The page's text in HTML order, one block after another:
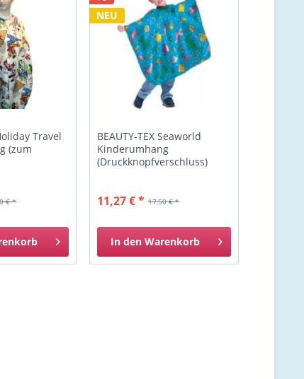
Travel
(zum
€ *
NEU
BEAUTY-TEX Seaworld
Kinderumhang
(Druckknopfverschluss)
17,50 € *
11,27 € *
In den Warenkorb